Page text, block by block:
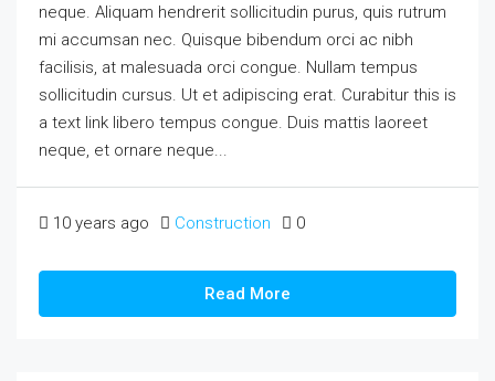
neque. Aliquam hendrerit sollicitudin purus, quis rutrum
mi accumsan nec. Quisque bibendum orci ac nibh
facilisis, at malesuada orci congue. Nullam tempus
sollicitudin cursus. Ut et adipiscing erat. Curabitur this is
a text link libero tempus congue. Duis mattis laoreet
neque, et ornare neque...
10 years ago Construction 0
Read More